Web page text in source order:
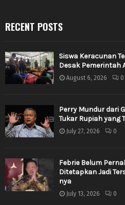
RECENT POSTS
Siswa Keracunan
Desak Pemerintah
August 6, 2026 0
Perry Mundur dari
Tukar Rupiah yang
July 27, 2026 0
Febrie Belum
Ditetapkan Jadi
nya
July 13, 2026 0